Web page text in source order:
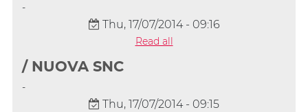
-
Thu, 17/07/2014 - 09:16
Read all
/ NUOVA SNC
-
Thu, 17/07/2014 - 09:15